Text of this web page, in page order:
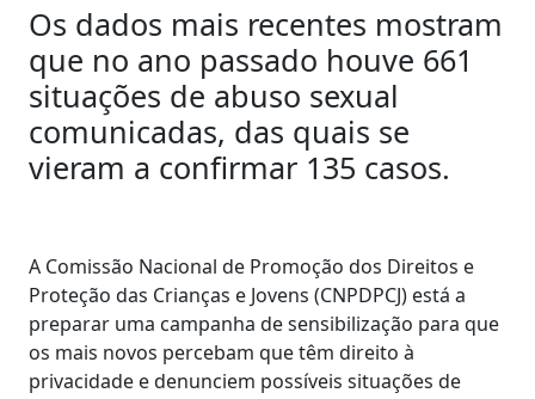
Os dados mais recentes mostram
que no ano passado houve 661
situações de abuso sexual
comunicadas, das quais se
vieram a confirmar 135 casos.
A Comissão Nacional de Promoção dos Direitos e
Proteção das Crianças e Jovens (CNPDPCJ) está a
preparar uma campanha de sensibilização para que
os mais novos percebam que têm direito à
privacidade e denunciem possíveis situações de